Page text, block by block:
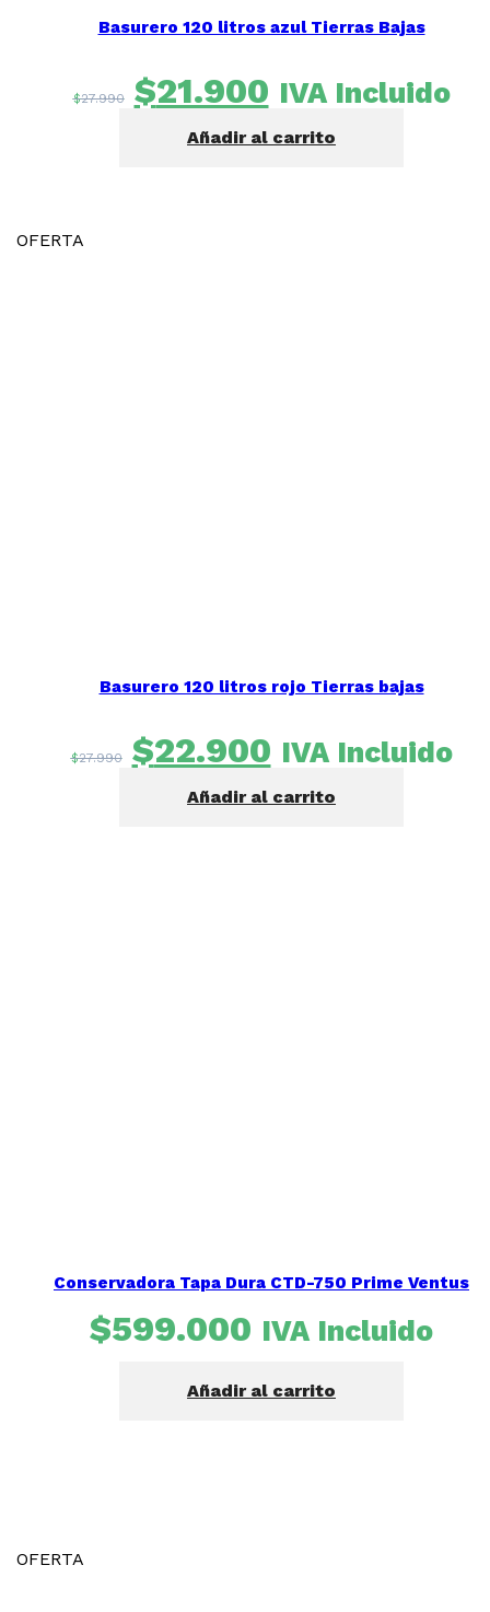
Basurero 120 litros azul Tierras Bajas
$27.990 El
precio
original
$21.900El
precio
actual
IVA Incluido
Añadir al carrito
OFERTA
Basurero 120 litros rojo Tierras bajas
$27.990 El
precio
original
$22.900El
precio
actual
IVA Incluido
Añadir al carrito
Conservadora Tapa Dura CTD-750 Prime Ventus
$599.000 IVA Incluido
Añadir al carrito
OFERTA